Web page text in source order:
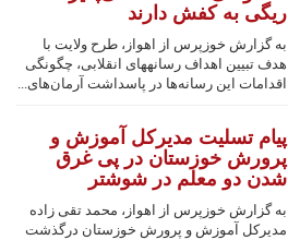
ریگی به کفش دارند
به گزارش خوزپرس از اهواز، طرح ولایت با
هدف تبیین اهداف رسانه‎های انقلابی، چگونگی
اقدامات این رسانه‌ها در پاسداشت آرمان‌های...
پیام تسلیت مدیرکل آموزش و
پرورش خوزستان در پی غرق
شدن دو معلم در شوشتر
به گزارش خوزپرس از اهواز، محمد تقی زاده
مدیرکل آموزش و پرورش خوزستان درگذشت